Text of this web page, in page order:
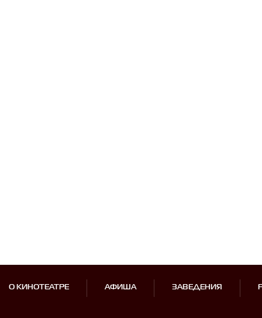
О КИНОТЕАТРЕ АФИША ЗАВЕДЕНИЯ